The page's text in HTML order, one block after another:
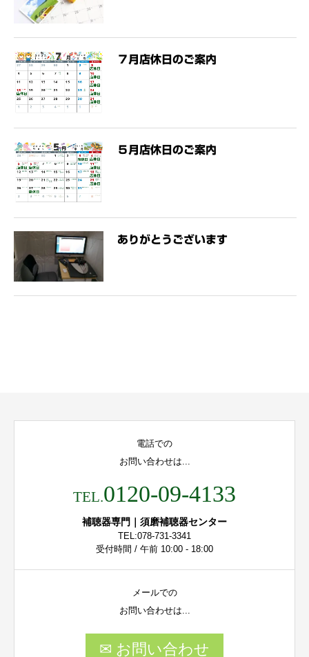
７月店休日のご案内
５月店休日のご案内
ありがとうございます
電話での
お問い合わせは...
TEL.0120-09-4133
補聴器専門｜須磨補聴器センター
TEL:078-731-3341
受付時間 / 午前 10:00 - 18:00
メールでの
お問い合わせは...
✉ お問い合わせ